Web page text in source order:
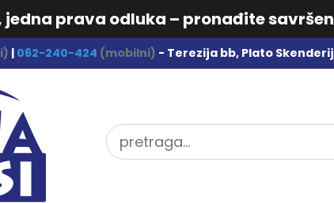
jedna prava odluka – pronađite
| 062-240-424 (mobilni) - Terezija bb, Plato